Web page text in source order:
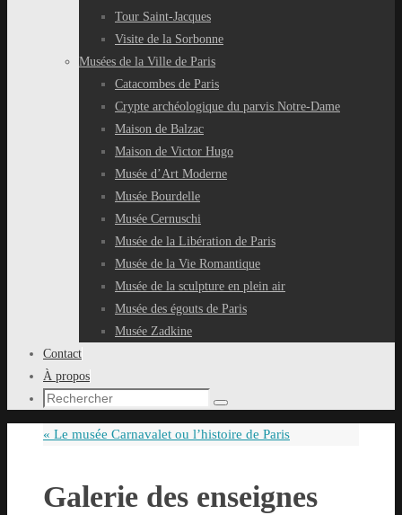
Tour Saint-Jacques
Visite de la Sorbonne
Musées de la Ville de Paris
Catacombes de Paris
Crypte archéologique du parvis Notre-Dame
Maison de Balzac
Maison de Victor Hugo
Musée d’Art Moderne
Musée Bourdelle
Musée Cernuschi
Musée de la Libération de Paris
Musée de la Vie Romantique
Musée de la sculpture en plein air
Musée des égouts de Paris
Musée Zadkine
Contact
À propos
Recherche
:
Rechercher
« Le musée Carnavalet ou l’histoire de Paris
Galerie des enseignes